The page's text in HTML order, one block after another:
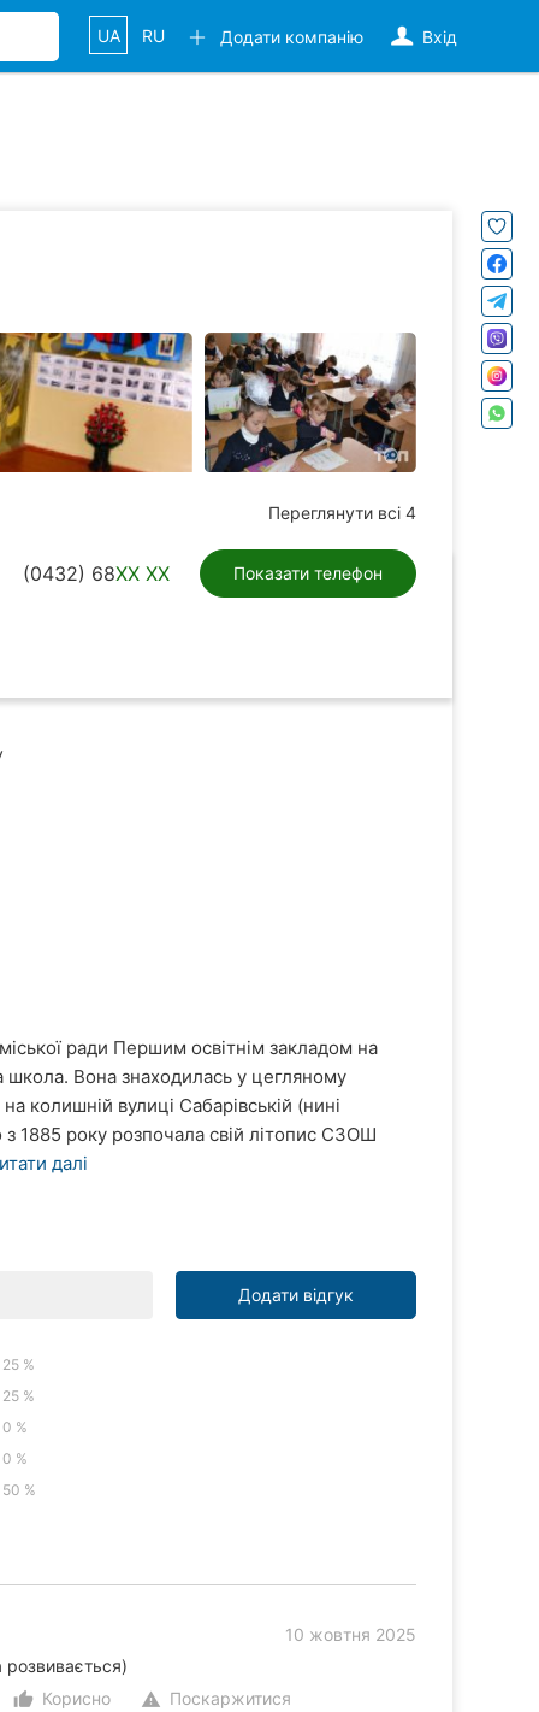
Вхід
Додати компанію
UA RU
Переглянути всі 4
(0432) 68XX XX Показати телефон
ради Першим освітнім закладом на
школа. Вона знаходилась у цегляному
колишній вулиці Сабарівській (нині
1885 року розпочала свій літопис СЗОШ
далі
Додати відгук
25 %
25 %
0 %
0 %
50 %
10 жовтня 2025
thumb_up_alt
Корисно warning Поскаржитися